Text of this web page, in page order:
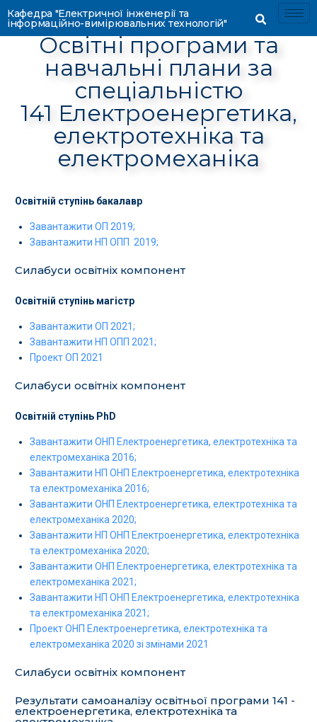
Кафедра "Електричної інженерії та
інформаційно-вимірювальних технологій"
Освітні програми та
навчальні плани за
спеціальністю
141 Електроенергетика,
електротехніка та
електромеханіка
Освітній ступінь бакалавр
Завантажити ОП 2019;
Завантажити НП ОПП 2019;
Силабуси освітніх компонент
Освітній ступінь магістр
Завантажити ОП 2021;
Завантажити НП ОПП 2021;
Проект ОП 2021
Силабуси освітніх компонент
Освітній ступінь PhD
Завантажити ОНП Електроенергетика, електротехніка та
електромеханіка 2016;
Завантажити НП ОНП Електроенергетика, електротехніка
та електромеханіка 2016;
Завантажити ОНП Електроенергетика, електротехніка та
електромеханіка 2020;
Завантажити НП ОНП Електроенергетика, електротехніка
та електромеханіка 2020;
Завантажити ОНП Електроенергетика, електротехніка та
електромеханіка 2021;
Завантажити НП ОНП Електроенергетика, електротехніка
та електромеханіка 2021;
Проект ОНП Електроенергетика, електротехніка та
електромеханіка 2020 зі змінами 2021
Силабуси освітніх компонент
Результати самоаналізу освітньої програми 141 -
електроенергетика, електротехніка та